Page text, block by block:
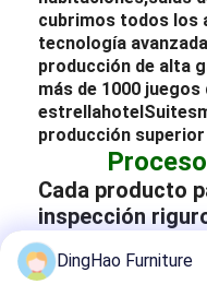
cubrimos todos los
tecnología
producción de alta
más de 1000
estrellahotel Suites
producción superior
Cada producto
inspección
cada detalle se
con los
DingHao Furniture